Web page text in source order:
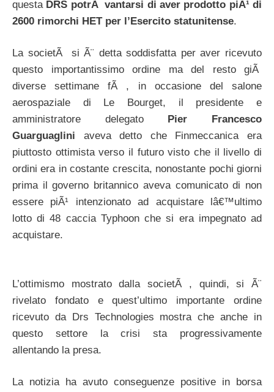
questa DRS potrÃ vantarsi di aver prodotto piÃ¹ di
2600 rimorchi HET per l’Esercito statunitense.
La societÃ si Ã¨ detta soddisfatta per aver ricevuto
questo importantissimo ordine ma del resto giÃ
diverse settimane fÃ , in occasione del salone
aerospaziale di Le Bourget, il presidente e
amministratore delegato Pier Francesco
Guarguaglini aveva detto che Finmeccanica era
piuttosto ottimista verso il futuro visto che il livello di
ordini era in costante crescita, nonostante pochi giorni
prima il governo britannico aveva comunicato di non
essere piÃ¹ intenzionato ad acquistare lâ€™ultimo
lotto di 48 caccia Typhoon che si era impegnato ad
acquistare.
L’ottimismo mostrato dalla societÃ , quindi, si Ã¨
rivelato fondato e quest’ultimo importante ordine
ricevuto da Drs Technologies mostra che anche in
questo settore la crisi sta progressivamente
allentando la presa.
La notizia ha avuto conseguenze positive in borsa